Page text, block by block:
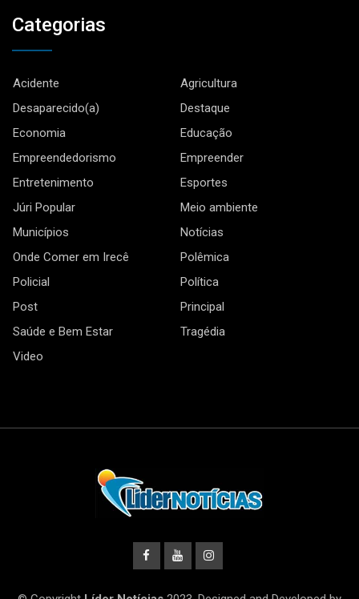
Categorias
Acidente
Agricultura
Desaparecido(a)
Destaque
Economia
Educação
Empreendedorismo
Empreender
Entretenimento
Esportes
Júri Popular
Meio ambiente
Municípios
Notícias
Onde Comer em Irecê
Polêmica
Policial
Política
Post
Principal
Saúde e Bem Estar
Tragédia
Video